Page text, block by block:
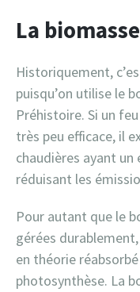
La biomasse
Historiquement,
puisqu’on utilise le
Préhistoire. Si un
très peu efficace, il
chaudières ayant
réduisant les
Pour autant que le
gérées
en théorie
photosynthèse. La